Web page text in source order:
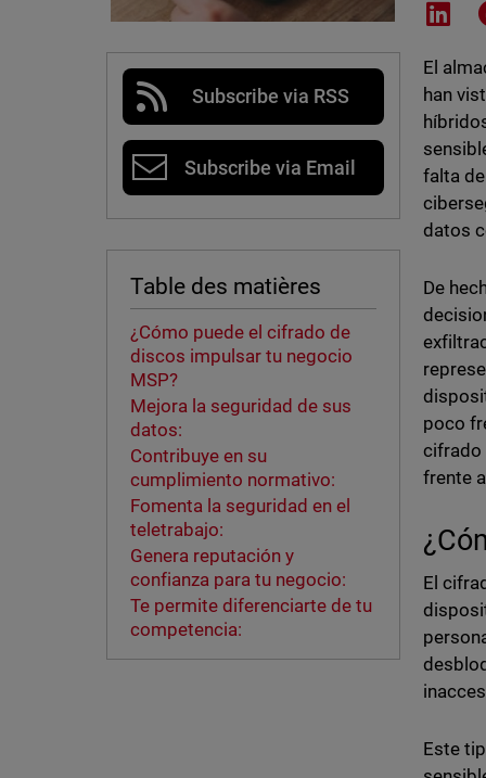
Subscribe via RSS
Subscribe via Email
Table des matières
¿Cómo puede el cifrado de
discos impulsar tu negocio
MSP?
Mejora la seguridad de sus
datos:
Contribuye en su
cumplimiento normativo:
Fomenta la seguridad en el
teletrabajo:
Genera reputación y
confianza para tu negocio:
Te permite diferenciarte de tu
competencia:
El
han
falta
datos
De
poco
cifrado
frente
El
Este